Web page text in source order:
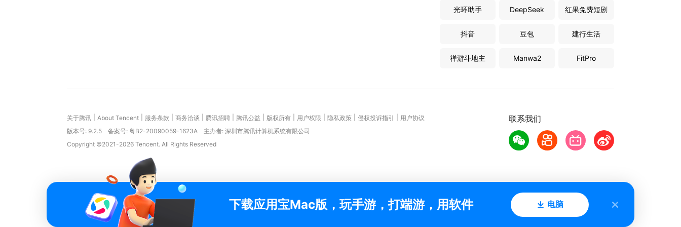
光环助手 DeepSeek 红果免费短剧
抖音 豆包 建行生活
禅游斗地主 Manwa2 FitPro
联系我们
关于腾讯 About Tencent 服务条款 商务洽谈 腾讯招聘 腾讯公益 版权所有 用户权限 隐私政策 侵权投诉指引
用户协议
版本号: 9.2.5 备案号: 粤B2-20090059-1623A
主办者: 深圳市腾讯计算机系统有限公司
Copyright ©2021-2026 Tencent. All Rights Reserved
下载应用宝Mac版，玩手游，打端游，用软件 电脑